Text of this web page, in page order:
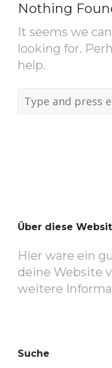
Nothing
It seems we
looking for.
help.
Über diese
Hier wäre ein
deine Website
weitere
Suche